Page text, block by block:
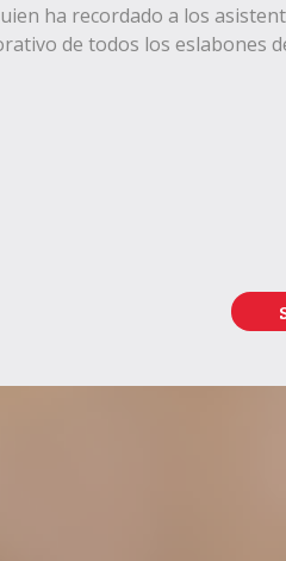
ha recordado a los
de todos los eslabones